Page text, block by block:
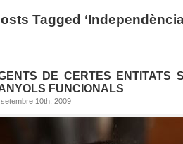
Tagged
DE CERTES ENTITATS
FUNCIONALS
10th, 2009